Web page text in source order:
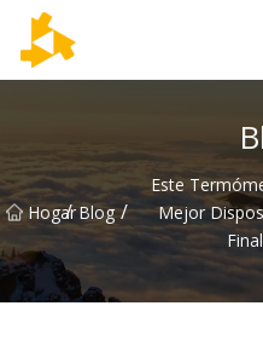
Hogar
/ Blog /
Este
Mejor